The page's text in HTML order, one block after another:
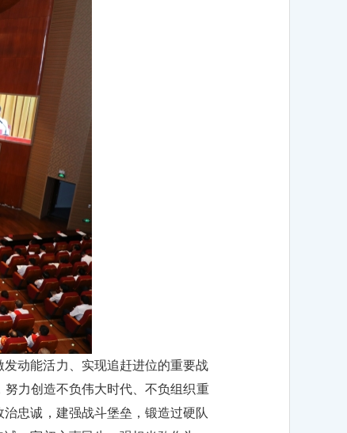
动能活力、实现追赶进位的重要战
力创造不负伟大时代、不负组织重
忠诚，建强战斗堡垒，锻造过硬队